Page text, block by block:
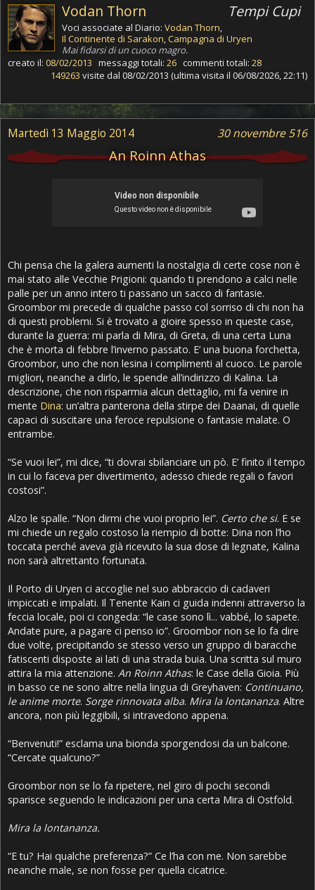
Tempi Cupi
Vodan Thorn
Voci associate al Diario: Vodan Thorn,
Il Continente di Sarakon,Campagna di Uryen
Mai fidarsi di un cuoco magro.
creato il: 08/02/2013 messaggi totali: 26 commenti totali: 28
149263 visite dal 08/02/2013 (ultima visita il 06/08/2026, 22:11)
30 novembre 516
Martedì 13 Maggio 2014
An Roinn Athas
Chi pensa che la galera aumenti la nostalgia di certe cose non è
mai stato alle Vecchie Prigioni: quando ti prendono a calci nelle
palle per un anno intero ti passano un sacco di fantasie.
Groombor mi precede di qualche passo col sorriso di chi non ha
di questi problemi. Si è trovato a gioire spesso in queste case,
durante la guerra: mi parla di Mira, di Greta, di una certa Luna
che è morta di febbre l’inverno passato. E’ una buona forchetta,
Groombor, uno che non lesina i complimenti al cuoco. Le parole
migliori, neanche a dirlo, le spende all’indirizzo di Kalina. La
descrizione, che non risparmia alcun dettaglio, mi fa venire in
mente Dina: un’altra panterona della stirpe dei Daanai, di quelle
capaci di suscitare una feroce repulsione o fantasie malate. O
entrambe.
“Se vuoi lei”, mi dice, “ti dovrai sbilanciare un pò. E’ finito il tempo
in cui lo faceva per divertimento, adesso chiede regali o favori
costosi”.
Alzo le spalle. “Non dirmi che vuoi proprio lei”. Certo che si. E se
mi chiede un regalo costoso la riempio di botte: Dina non l’ho
toccata perché aveva già ricevuto la sua dose di legnate, Kalina
non sarà altrettanto fortunata.
Il Porto di Uryen ci accoglie nel suo abbraccio di cadaveri
impiccati e impalati. Il Tenente Kain ci guida indenni attraverso la
feccia locale, poi ci congeda: “le case sono lì... vabbé, lo sapete.
Andate pure, a pagare ci penso io”. Groombor non se lo fa dire
due volte, precipitando se stesso verso un gruppo di baracche
fatiscenti disposte ai lati di una strada buia. Una scritta sul muro
attira la mia attenzione. An Roinn Athas: le Case della Gioia. Più
in basso ce ne sono altre nella lingua di Greyhaven: Continuano,
le anime morte. Sorge rinnovata alba. Mira la lontananza. Altre
ancora, non più leggibili, si intravedono appena.
“Benvenuti!” esclama una bionda sporgendosi da un balcone.
“Cercate qualcuno?”
Groombor non se lo fa ripetere, nel giro di pochi secondi
sparisce seguendo le indicazioni per una certa Mira di Ostfold.
Mira la lontananza.
“E tu? Hai qualche preferenza?” Ce l’ha con me. Non sarebbe
neanche male, se non fosse per quella cicatrice.